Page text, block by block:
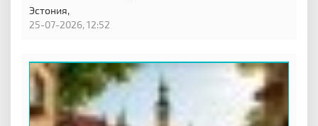
Эстония,
25-07-2026, 12:52